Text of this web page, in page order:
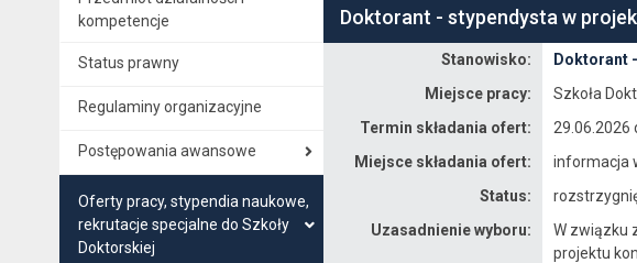
kompetencje
Status prawny
Regulaminy organizacyjne
Postępowania awansowe
Oferty pracy, stypendia naukowe,
rekrutacje specjalne do Szkoły
Doktorskiej
Doktorant - stypendysta w
Stanowisko:
Doktorant
Miejsce pracy:
Szkoła
Termin składania ofert:
29.06.2026
Miejsce składania ofert:
informacja
Status:
Uzasadnienie wyboru:
W związku
projektu